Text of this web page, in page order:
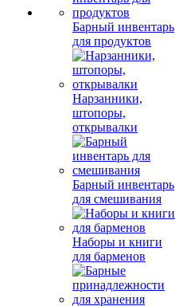
Барный инвентарь
для продуктов
Нарзанники,
штопоры,
открывалки
Барный инвентарь
для смешивания
Наборы и книги
для барменов